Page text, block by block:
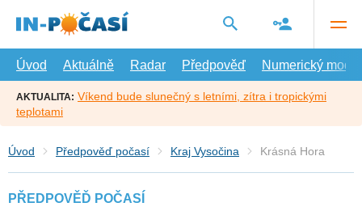
hlavní
Úvod
Aktuálně Radar Předpověď Numerický model
AKTUALITA: Víkend bude slunečný s letními, zítra i tropickými
teplotami
Úvod Předpověď počasí Kraj Vysočina Krásná Hora
PŘEDPOVĚĎ POČASÍ